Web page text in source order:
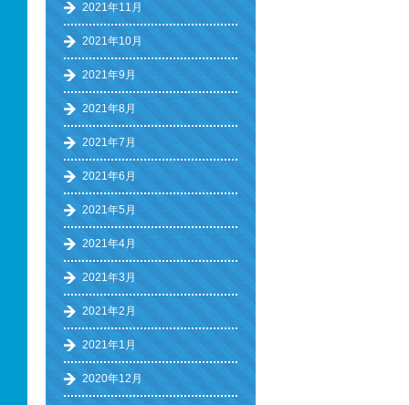
2021年11月
2021年10月
2021年9月
2021年8月
2021年7月
2021年6月
2021年5月
2021年4月
2021年3月
2021年2月
2021年1月
2020年12月